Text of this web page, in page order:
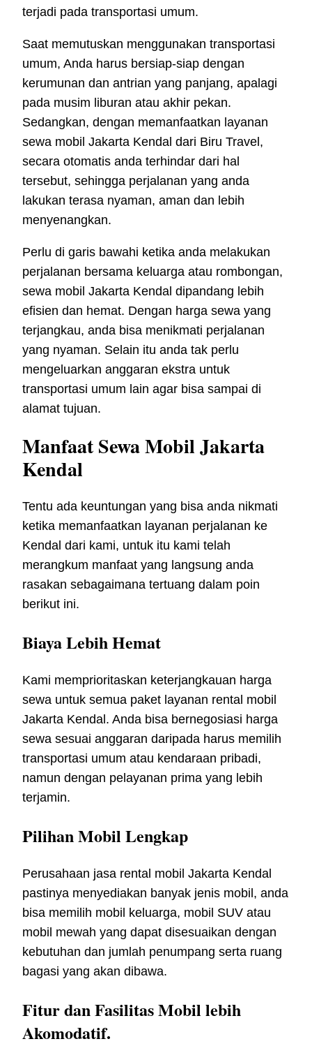
terjadi pada transportasi umum.
Saat memutuskan menggunakan transportasi
umum, Anda harus bersiap-siap dengan
kerumunan dan antrian yang panjang, apalagi
pada musim liburan atau akhir pekan.
Sedangkan, dengan memanfaatkan layanan
sewa mobil Jakarta Kendal dari Biru Travel,
secara otomatis anda terhindar dari hal
tersebut, sehingga perjalanan yang anda
lakukan terasa nyaman, aman dan lebih
menyenangkan.
Perlu di garis bawahi ketika anda melakukan
perjalanan bersama keluarga atau rombongan,
sewa mobil Jakarta Kendal dipandang lebih
efisien dan hemat. Dengan harga sewa yang
terjangkau, anda bisa menikmati perjalanan
yang nyaman. Selain itu anda tak perlu
mengeluarkan anggaran ekstra untuk
transportasi umum lain agar bisa sampai di
alamat tujuan.
Manfaat Sewa Mobil Jakarta
Kendal
Tentu ada keuntungan yang bisa anda nikmati
ketika memanfaatkan layanan perjalanan ke
Kendal dari kami, untuk itu kami telah
merangkum manfaat yang langsung anda
rasakan sebagaimana tertuang dalam poin
berikut ini.
Biaya Lebih Hemat
Kami memprioritaskan keterjangkauan harga
sewa untuk semua paket layanan rental mobil
Jakarta Kendal. Anda bisa bernegosiasi harga
sewa sesuai anggaran daripada harus memilih
transportasi umum atau kendaraan pribadi,
namun dengan pelayanan prima yang lebih
terjamin.
Pilihan Mobil Lengkap
Perusahaan jasa rental mobil Jakarta Kendal
pastinya menyediakan banyak jenis mobil, anda
bisa memilih mobil keluarga, mobil SUV atau
mobil mewah yang dapat disesuaikan dengan
kebutuhan dan jumlah penumpang serta ruang
bagasi yang akan dibawa.
Fitur dan Fasilitas Mobil lebih
Akomodatif.